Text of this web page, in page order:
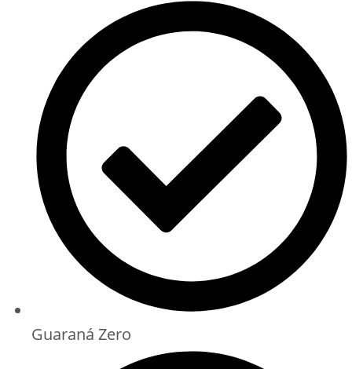
Guaraná Zero